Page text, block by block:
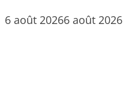
6 août 20266 août 2026